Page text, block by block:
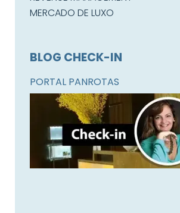
MERCADO DE LUXO
BLOG CHECK-IN
PORTAL PANROTAS